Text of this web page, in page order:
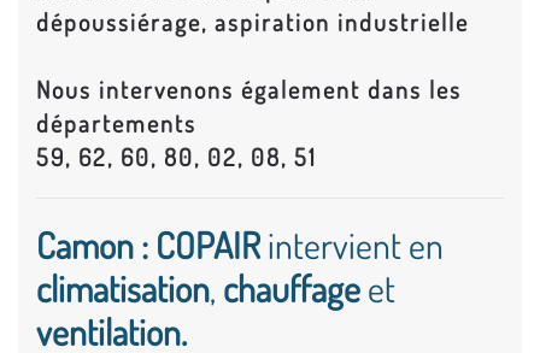
dépoussiérage, aspiration industrielle
Nous intervenons également dans les
départements
59, 62, 60, 80, 02, 08, 51
Camon : COPAIRintervient en
climatisation, chauffageet
ventilation.